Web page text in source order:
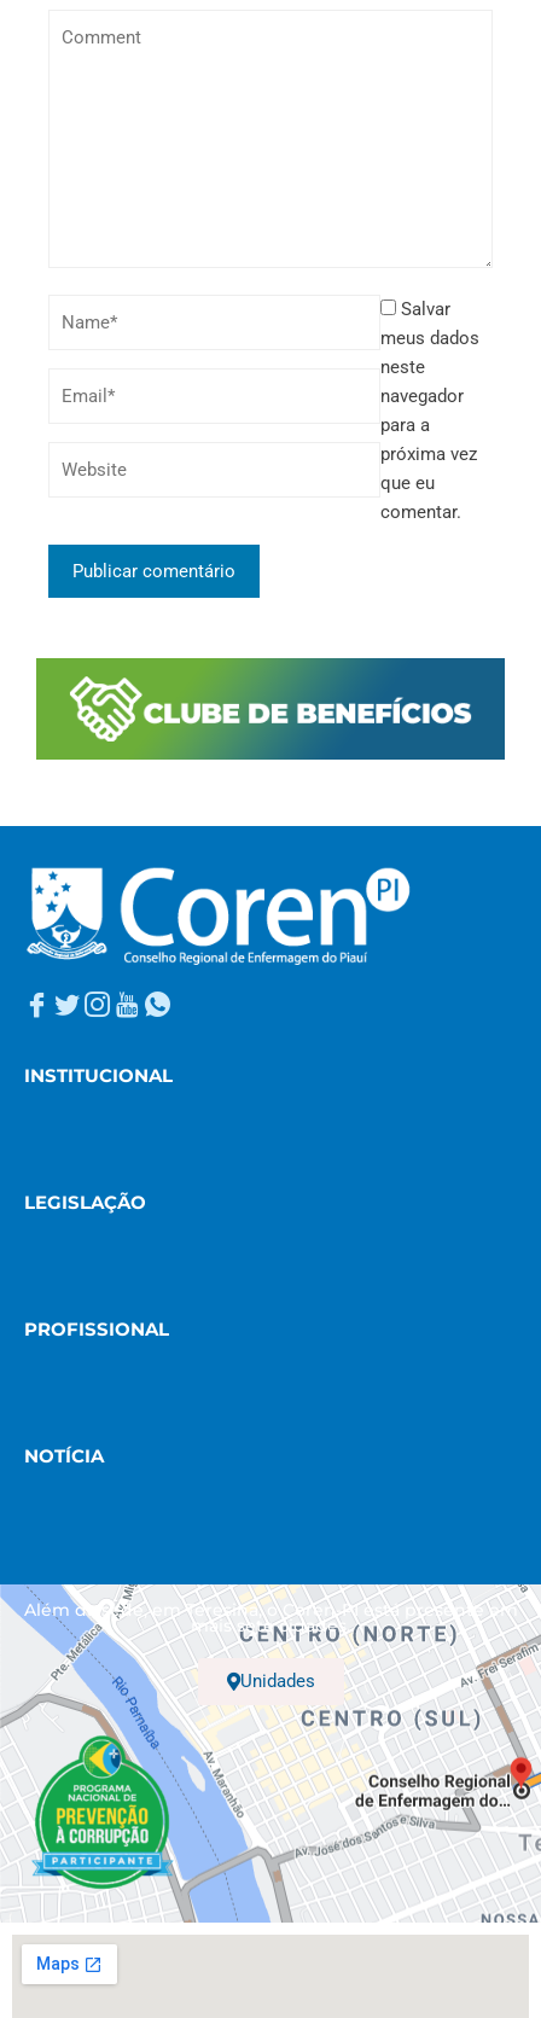
Salvar
meus dados
neste
navegador
para a
próxima vez
que eu
comentar.
INSTITUCIONAL
LEGISLAÇÃO
PROFISSIONAL
NOTÍCIA
Além da sede, em Teresina, o Coren-PI está presente em
mais sete cidades.
Unidades